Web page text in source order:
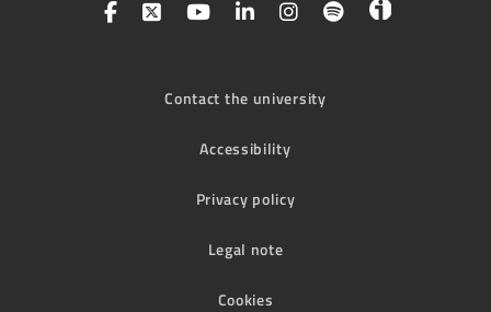
Contact the university
Accessibility
Privacy policy
Legal note
Cookies